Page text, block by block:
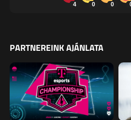
4 0 0
PARTNEREINK AJÁNLATA